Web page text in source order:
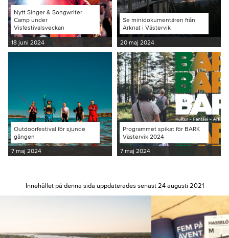
Nytt Singer & Songwriter
Camp under
Visfestivalsveckan
18 juni 2024
Se minidokumentären från
Arknat i Västervik
20 maj 2024
Outdoorfestival för sjunde
gången
7 maj 2024
Programmet spikat för BARK
Västervik 2024
7 maj 2024
Innehållet på denna sida uppdaterades senast 24 augusti 2021